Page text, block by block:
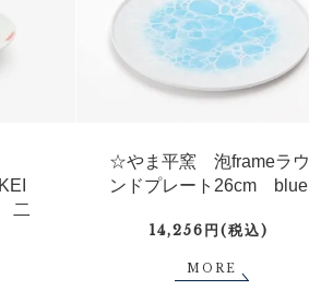
二
☆やま平窯 泡frameラウ
ンドプレート26cm blue
14,256円(税込)
MORE